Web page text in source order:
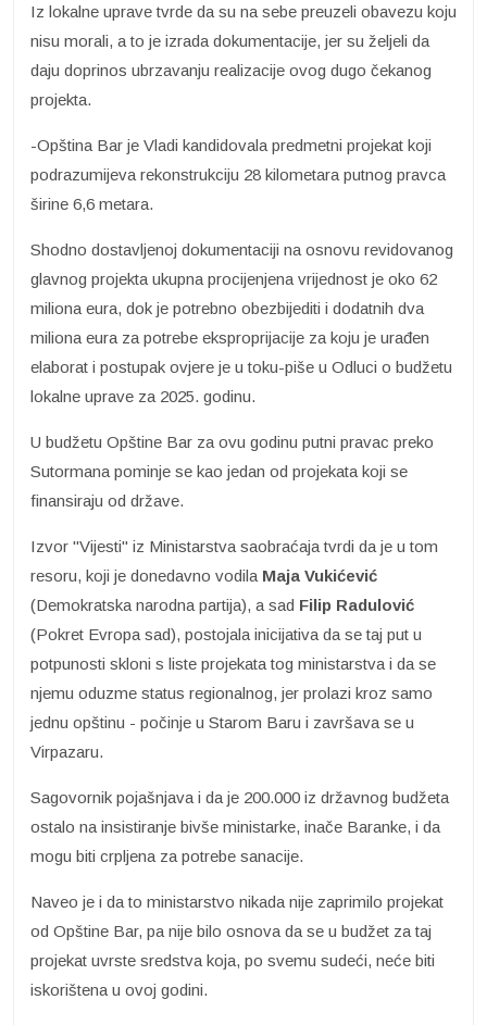
Iz lokalne uprave tvrde da su na sebe preuzeli obavezu koju
nisu morali, a to je izrada dokumentacije, jer su željeli da
daju doprinos ubrzavanju realizacije ovog dugo čekanog
projekta.
-Opština Bar je Vladi kandidovala predmetni projekat koji
podrazumijeva rekonstrukciju 28 kilometara putnog pravca
širine 6,6 metara.
Shodno dostavljenoj dokumentaciji na osnovu revidovanog
glavnog projekta ukupna procijenjena vrijednost je oko 62
miliona eura, dok je potrebno obezbijediti i dodatnih dva
miliona eura za potrebe eksproprijacije za koju je urađen
elaborat i postupak ovjere je u toku-piše u Odluci o budžetu
lokalne uprave za 2025. godinu.
U budžetu Opštine Bar za ovu godinu putni pravac preko
Sutormana pominje se kao jedan od projekata koji se
finansiraju od države.
Izvor "Vijesti" iz Ministarstva saobraćaja tvrdi da je u tom
resoru, koji je donedavno vodila Maja Vukićević
(Demokratska narodna partija), a sad Filip Radulović
(Pokret Evropa sad), postojala inicijativa da se taj put u
potpunosti skloni s liste projekata tog ministarstva i da se
njemu oduzme status regionalnog, jer prolazi kroz samo
jednu opštinu - počinje u Starom Baru i završava se u
Virpazaru.
Sagovornik pojašnjava i da je 200.000 iz državnog budžeta
ostalo na insistiranje bivše ministarke, inače Baranke, i da
mogu biti crpljena za potrebe sanacije.
Naveo je i da to ministarstvo nikada nije zaprimilo projekat
od Opštine Bar, pa nije bilo osnova da se u budžet za taj
projekat uvrste sredstva koja, po svemu sudeći, neće biti
iskorištena u ovoj godini.